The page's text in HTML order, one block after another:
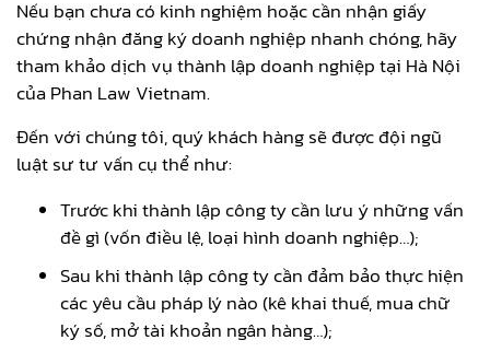
Nếu bạn chưa có kinh nghiệm hoặc cần nhận giấy
chứng nhận đăng ký doanh nghiệp nhanh chóng, hãy
tham khảo dịch vụ thành lập doanh nghiệp tại Hà Nội
của Phan Law Vietnam.
Đến với chúng tôi, quý khách hàng sẽ được đội ngũ
luật sư tư vấn cụ thể như:
Trước khi thành lập công ty cần lưu ý những vấn
đề gì (vốn điều lệ, loại hình doanh nghiệp…);
Sau khi thành lập công ty cần đảm bảo thực hiện
các yêu cầu pháp lý nào (kê khai thuế, mua chữ
ký số, mở tài khoản ngân hàng…);